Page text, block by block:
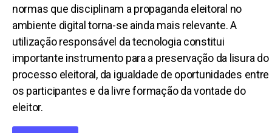
normas que disciplinam a propaganda eleitoral no
ambiente digital torna-se ainda mais relevante. A
utilização responsável da tecnologia constitui
importante instrumento para a preservação da lisura do
processo eleitoral, da igualdade de oportunidades entre
os participantes e da livre formação da vontade do
eleitor.